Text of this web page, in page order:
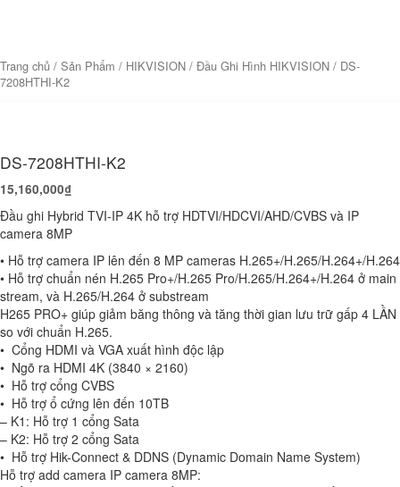
Trang chủ / Sản Phẩm / HIKVISION / Đầu Ghi Hình HIKVISION / DS-
7208HTHI-K2
DS-7208HTHI-K2
15,160,000₫
Đầu ghi Hybrid TVI-IP 4K hỗ trợ HDTVI/HDCVI/AHD/CVBS và IP
camera 8MP
• Hỗ trợ camera IP lên đến 8 MP cameras H.265+/H.265/H.264+/H.264
• Hỗ trợ chuẩn nén H.265 Pro+/H.265 Pro/H.265/H.264+/H.264 ở main
stream, và H.265/H.264 ở substream
H265 PRO+ giúp giảm băng thông và tăng thời gian lưu trữ gấp 4 LẦN
so với chuẩn H.265.
• Cổng HDMI và VGA xuất hình độc lập
• Ngõ ra HDMI 4K (3840 × 2160)
• Hỗ trợ cổng CVBS
• Hỗ trợ ổ cứng lên đến 10TB
– K1: Hỗ trợ 1 cổng Sata
– K2: Hỗ trợ 2 cổng Sata
• Hỗ trợ Hik-Connect & DDNS (Dynamic Domain Name System)
Hỗ trợ add camera IP camera 8MP: